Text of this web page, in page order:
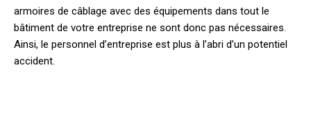
armoires de câblage avec des équipements dans tout le
bâtiment de votre entreprise ne sont donc pas nécessaires.
Ainsi, le personnel d’entreprise est plus à l’abri d’un potentiel
accident.